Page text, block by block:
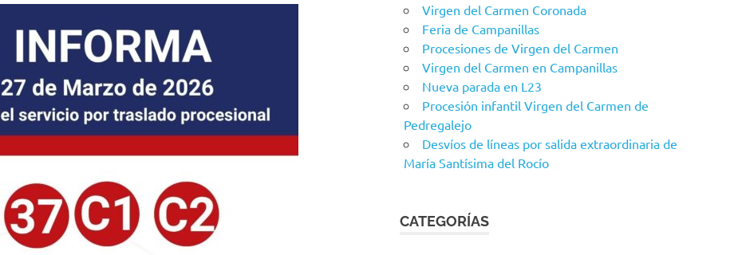
Virgen del Carmen Coronada
Feria de Campanillas
Procesiones de Virgen del Carmen
Virgen del Carmen en Campanillas
Nueva parada en L23
Procesión infantil Virgen del Carmen de
Pedregalejo
Desvíos de líneas por salida extraordinaria de
María Santísima del Rocío
CATEGORÍAS